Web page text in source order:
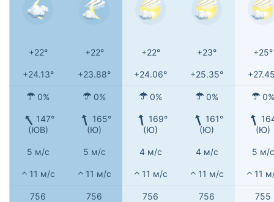
+22° +22° +22° +23° +25°
+24.13° +23.88° +24.06° +25.35°
0% 0% 0% 0% 0%
147°
(ЮВ)
165°
(Ю)
169°
(Ю)
161°
(Ю)
(Ю)
5 м/с 5 м/с 4 м/с 4 м/с 5 м/с
11 м/с 11 м/с 11 м/с 11 м/с 11
756 756 756 756 755